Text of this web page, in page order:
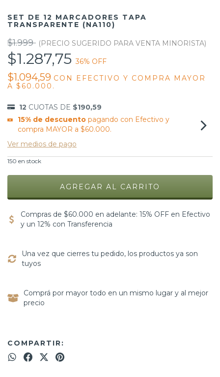
SET DE 12 MARCADORES TAPA
TRANSPARENTE (NA110)
$1.999
$1.287,7536% OFF
$1.094,59 CON
EFECTIVO Y COMPRA MAYOR
A $60.000.
12 CUOTAS DE $190,59
15% de descuentopagando con Efectivo y
compra MAYOR a $60.000.
Ver medios de pago
150 en stock
Compras de $60.000 en adelante: 15% OFF en Efectivo
y un 12% con Transferencia
Una vez que cierres tu pedido, los productos ya son
tuyos
Comprá por mayor todo en un mismo lugar y al mejor
precio
COMPARTIR: